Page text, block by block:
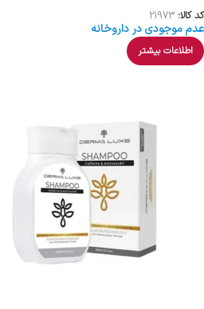
کد کالا: 21973
عدم موجودی در داروخانه
اطلاعات بیشتر